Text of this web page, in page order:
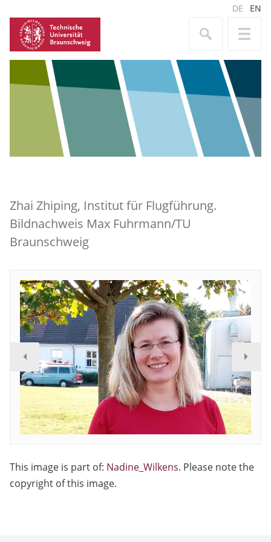
DE EN
Zhai Zhiping, Institut für Flugführung.
Bildnachweis Max Fuhrmann/TU
Braunschweig
This image is part of: Nadine_Wilkens. Please note the
copyright of this image.